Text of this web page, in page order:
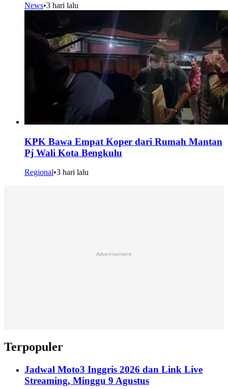
News•3 hari lalu
KPK Bawa Empat Koper dari Rumah Mantan
Pj Wali Kota Bengkulu
Regional•3 hari lalu
Advertisement
Terpopuler
Jadwal Moto3 Inggris 2026 dan Link Live
Streaming, Minggu 9 Agustus